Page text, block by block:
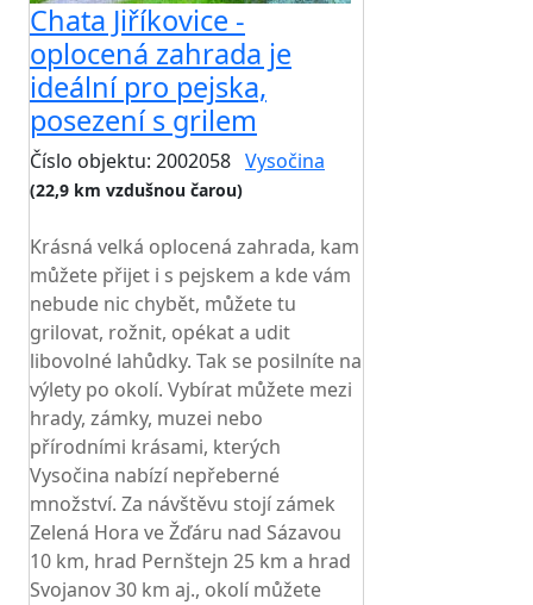
Chata Jiříkovice -
oplocená zahrada je
ideální pro pejska,
posezení s grilem
Číslo objektu: 2002058 Vysočina
(22,9 km vzdušnou čarou)
Krásná velká oplocená zahrada, kam
můžete přijet i s pejskem a kde vám
nebude nic chybět, můžete tu
grilovat, rožnit, opékat a udit
libovolné lahůdky. Tak se posilníte na
výlety po okolí. Vybírat můžete mezi
hrady, zámky, muzei nebo
přírodními krásami, kterých
Vysočina nabízí nepřeberné
množství. Za návštěvu stojí zámek
Zelená Hora ve Žďáru nad Sázavou
10 km, hrad Pernštejn 25 km a hrad
Svojanov 30 km aj., okolí můžete